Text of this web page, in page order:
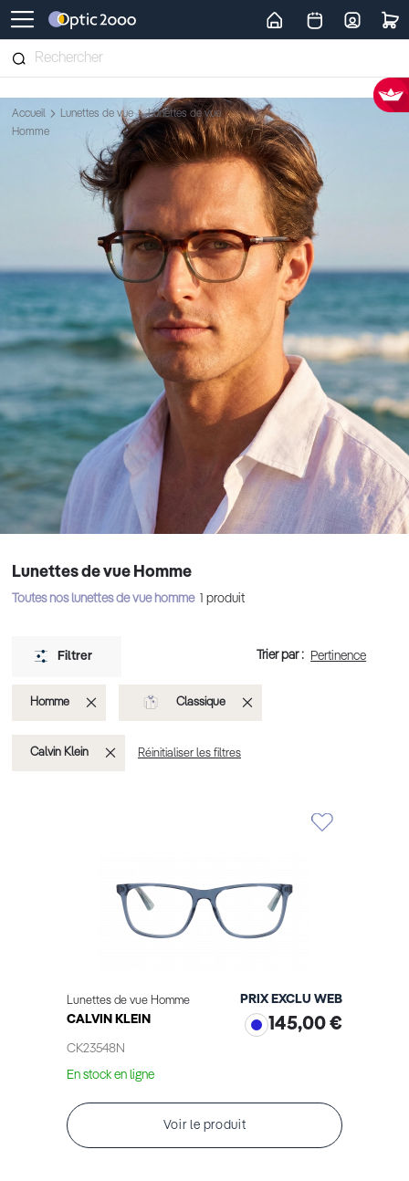
Retour vers la page d'accueil
Accueil Lunettes de vue
Lunettes de vue
Homme
Lunettes de vue Homme
Toutes nos lunettes de vue homme 1 produit
Lunettes de vue Homme
CALVIN KLEIN
CK23548N
PRIX EXCLU WEB
145,00 €
En stock en ligne
Voir le produit
Filtrer Trier par :
Homme Supprimer Classique
Calvin Klein Supprimer
Réinitialiser les filtres